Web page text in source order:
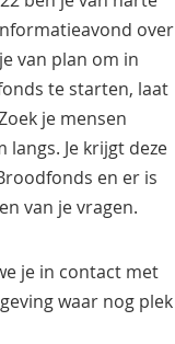
over
van plan om in
te starten, laat
je mensen
Je krijgt deze
en er is
van je vragen.
je in contact met
waar nog plek